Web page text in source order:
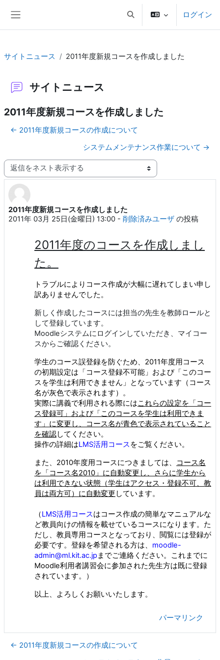
検索入力に切り替えるログイン
サイトニュース 2011年度新規コースを作成しました
サイトニュース
2011年度新規コースを作成しました
← 2011年度新規コースの作成について
システムメンテナンス作業について →
表示モード
2011年度新規コースを作成しました
2011年 03月 25日(金曜日) 13:00 - 削除済みユーザ の投稿
返信数: 0
2011年度のコースを作成しまし
た。
トラブルによりコース作成が大幅に遅れてしまい申し
訳ありませんでした。
新しく作成したコースには担当の先生を教師ロールと
して登録しています。
Moodleシステムにログインしていただき、マイコー
スからご確認ください。
学生のコース誤登録を防ぐため、2011年度用コース
の初期設定は「コース登録不可能」および「このコー
スを学生は利用できません」となっています（コース
名が灰色で表示されます）。
実際に講義で利用される際にはこれらの設定を「コー
ス登録可」および「このコースを学生は利用できま
す」に変更し、コース名が青色で表示されていること
を確認してください。
操作の詳細はLMS活用コース をご覧ください。
また、2010年度用コースにつきましては、
コース名
を「コース名2010」に自動変更し、さらに学生から
は利用できない状態（学生はアクセス・登録不可、教
員は両方可）に自動変更 しています。
（LMS活用コースはコース作成の簡単なマニュアルな
ど教員向けの情報を載せているコースになります。た
だし、教員専用コースとなっており、閲覧には登録が
必要です。登録を希望される方は、 moodle-
admin@ml.kit.ac.jpまでご連絡ください。これまでに
Moodle利用者講習会に参加された先生方は既に登録
されています。）
以上、よろしくお願いいたします。
パーマリンク
← 2011年度新規コースの作成について